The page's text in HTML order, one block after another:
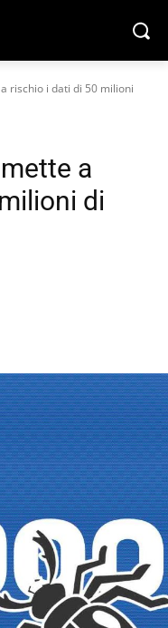
rischio i dati di 50 milioni
a
di